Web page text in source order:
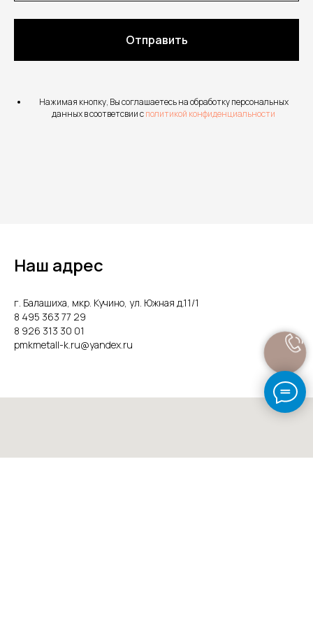
Отправить
Нажимая кнопку, Вы соглашаетесь на обработку персональных
данных в соответсвии сполитикой конфиденциальности
Наш адрес
г. Балашиха, мкр. Кучино, ул. Южная д.11/1
8 495 363 77 29
8 926 313 30 01
pmkmetall-k.ru@yandex.ru